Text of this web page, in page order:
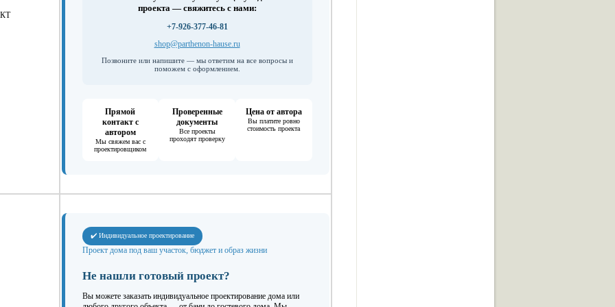
проекта — свяжитесь с нами:
+7-926-377-46-81
shop@parthenon-hause.ru
Позвоните или напишите — мы ответим на все вопросы и
поможем с оформлением.
Прямой
контакт с
автором
Мы свяжем вас с
проектировщиком
Проверенные
документы
Все проекты
проходят проверку
Цена от автора
Вы платите ровно
стоимость проекта
✔️ Индивидуальное проектирование
Проект дома под ваш участок, бюджет и образ жизни
Не нашли готовый проект?
Вы можете заказать индивидуальное проектирование дома или